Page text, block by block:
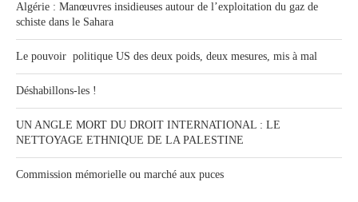
Algérie : Manœuvres insidieuses autour de l’exploitation du gaz de
schiste dans le Sahara
Le pouvoir politique US des deux poids, deux mesures, mis à mal
Déshabillons-les !
UN ANGLE MORT DU DROIT INTERNATIONAL : LE
NETTOYAGE ETHNIQUE DE LA PALESTINE
Commission mémorielle ou marché aux puces